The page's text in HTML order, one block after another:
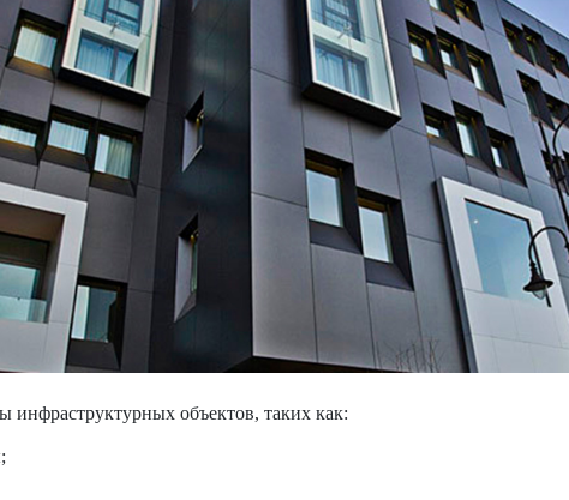
инфраструктурных объектов, таких как: